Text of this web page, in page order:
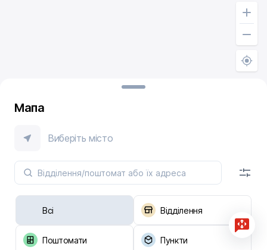
Мапа
Виберіть місто
Всі Відділення
Поштомати Пункти